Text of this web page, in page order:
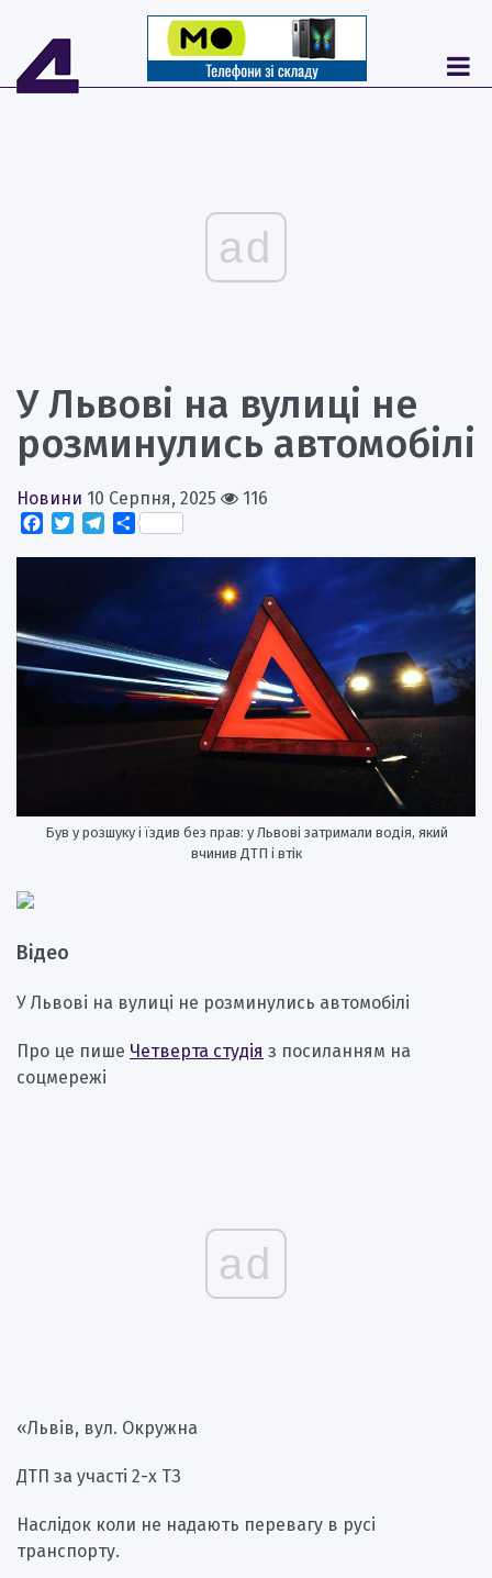
ad
У Львові на вулиці не
розминулись автомобілі
Новини 10 Серпня, 2025
116
Facebook
TwitterTelegram
Поділитися
Був у розшуку і їздив без прав: у Львові затримали водія, який
вчинив ДТП і втік
Відео
У Львові на вулиці не розминулись автомобілі
Про це пише Четверта студія з посиланням на
соцмережі
ad
«Львів, вул. Окружна
ДТП за участі 2-х ТЗ
Наслідок коли не надають перевагу в русі
транспорту.